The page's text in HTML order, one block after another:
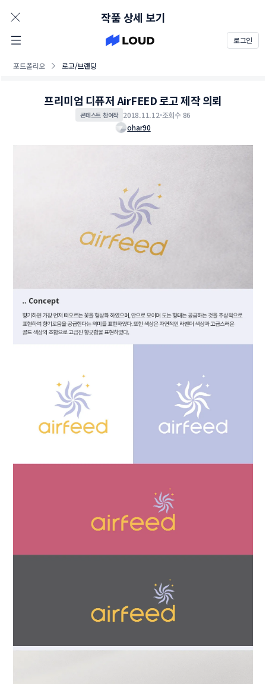
로그인
포트폴리오 로고/브랜딩
작품 상세 보기
프리미엄 디퓨저 AirFEED 로고 제작 의뢰
콘테스트 참여작 2018.11.12 조회수 86
ohar90